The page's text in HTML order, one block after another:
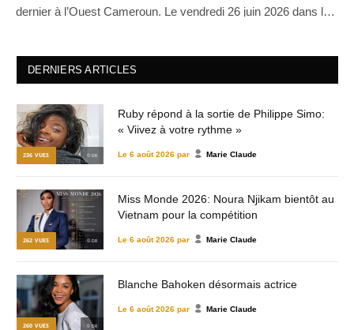
dernier à l’Ouest Cameroun. Le vendredi 26 juin 2026 dans la
DERNIERS ARTICLES
236 VUES © DR
Ruby répond à la sortie de Philippe Simo:
« Viivez à votre rythme »
Le 6 août 2026 par Marie Claude
262 VUES © DR
Miss Monde 2026: Noura Njikam bientôt au
Vietnam pour la compétition
Le 6 août 2026 par Marie Claude
260 VUES © DR
Blanche Bahoken désormais actrice
Le 6 août 2026 par Marie Claude